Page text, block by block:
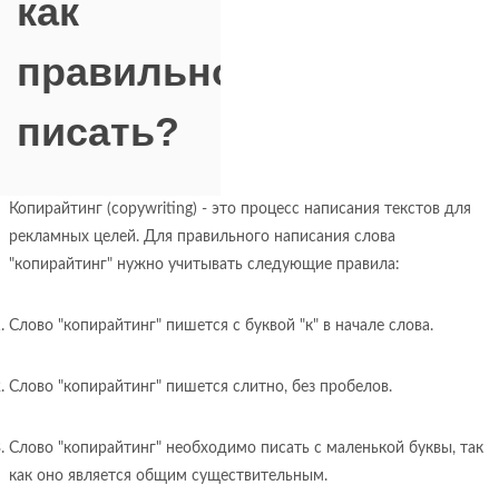
как
правильно
писать?
Копирайтинг (copywriting) - это процесс написания текстов для
рекламных целей. Для правильного написания слова
"копирайтинг" нужно учитывать следующие правила:
Слово "копирайтинг" пишется с буквой "к" в начале слова.
Слово "копирайтинг" пишется слитно, без пробелов.
Слово "копирайтинг" необходимо писать с маленькой буквы, так
как оно является общим существительным.